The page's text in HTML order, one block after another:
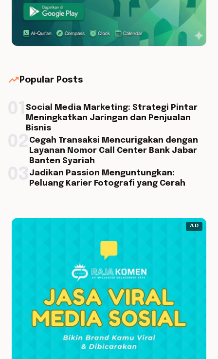
trending_up Popular Posts
Social Media Marketing: Strategi Pintar
Meningkatkan Jaringan dan Penjualan
Bisnis
Cegah Transaksi Mencurigakan dengan
Layanan Nomor Call Center Bank Jabar
Banten Syariah
Jadikan Passion Menguntungkan:
Peluang Karier Fotografi yang Cerah
AD